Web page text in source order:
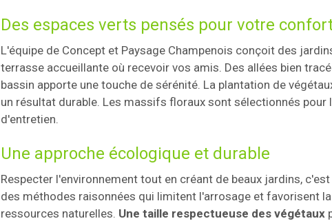
Des espaces verts pensés pour votre
L'équipe de Concept et Paysage Champenois conçoit des
terrasse accueillante où recevoir vos amis. Des allées bien
bassin apporte une touche de sérénité. La plantation de
un résultat durable. Les massifs floraux sont sélectionnés
d'entretien.
Une approche écologique et durable
Respecter l'environnement tout en créant de beaux jardins,
des méthodes raisonnées qui limitent l'arrosage et favorisent
ressources naturelles. Une taille respectueuse des végétaux